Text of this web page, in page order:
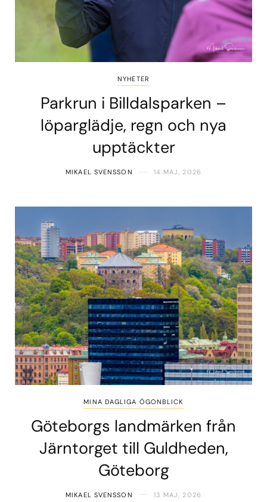
NYHETER
Parkrun i Billdalsparken –
löparglädje, regn och nya
upptäckter
MIKAEL SVENSSON 14 MAJ, 2026
MINA DAGLIGA ÖGONBLICK
Göteborgs landmärken från
Järntorget till Guldheden,
Göteborg
MIKAEL SVENSSON 13 MAJ, 2026